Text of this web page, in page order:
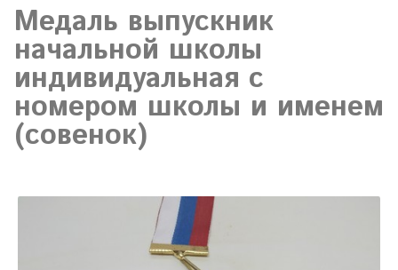
Медаль выпускник
начальной школы
индивидуальная с
номером школы и именем
(совенок)